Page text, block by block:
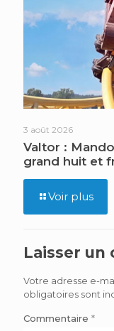
3 août 2026
Valtor :
grand huit et
Voir plus
Laisser un
Votre adresse e-
obligatoires sont
Commentaire *